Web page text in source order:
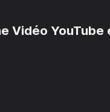
Vidéo YouTube